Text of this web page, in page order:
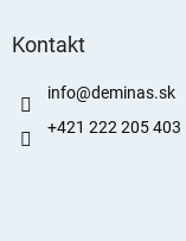
Kontakt
info@deminas.sk
+421 222 205 403